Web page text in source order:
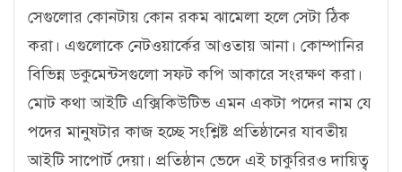
সেগুলোর কোনটায় কোন রকম ঝামেলা হলে সেটা ঠিক
করা। এগুলোকে নেটওয়ার্কের আওতায় আনা। কোম্পানির
বিভিন্ন ডকুমেন্টসগুলো সফট কপি আকারে সংরক্ষণ করা।
মোট কথা আইটি এক্সিকিউটিভ এমন একটা পদের নাম যে
পদের মানুষটার কাজ হচ্ছে সংশ্লিষ্ট প্রতিষ্ঠানের যাবতীয়
আইটি সাপোর্ট দেয়া। প্রতিষ্ঠান ভেদে এই চাকুরিরও দায়িত্ব